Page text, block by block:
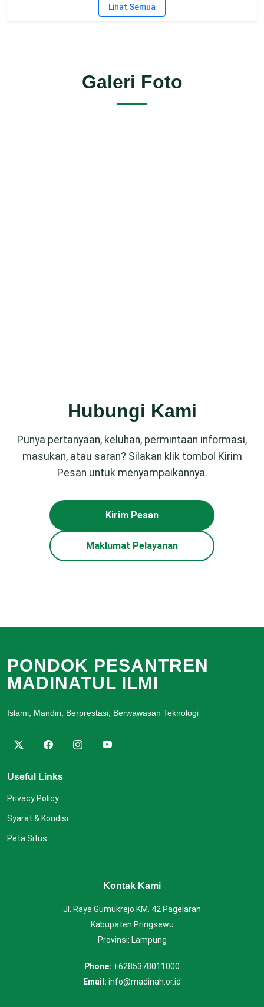
PERINGATAN MAULID NABI MUHAMMAD SAW
Lihat Semua
Galeri Foto
Hubungi Kami
Punya pertanyaan, keluhan, permintaan informasi,
masukan, atau saran? Silakan klik tombol Kirim
Pesan untuk menyampaikannya.
Kirim Pesan
Maklumat Pelayanan
PONDOK PESANTREN
MADINATUL ILMI
Islami, Mandiri, Berprestasi, Berwawasan Teknologi
Useful Links
Privacy Policy
Syarat & Kondisi
Peta Situs
Kontak Kami
Jl. Raya Gumukrejo KM. 42 Pagelaran
Kabupaten Pringsewu
Provinsi: Lampung
Phone: +6285378011000
Email: info@madinah.or.id